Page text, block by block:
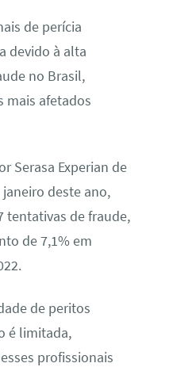
de perícia
devido à alta
no Brasil,
mais afetados
Serasa Experian de
deste ano,
tentativas de fraude,
de 7,1% em
de peritos
é limitada,
profissionais